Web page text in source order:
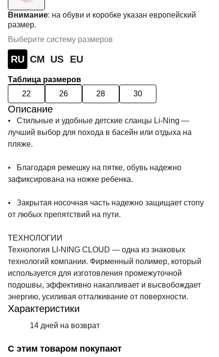
Внимание: на обуви и коробке указан европейский
размер.
Выберите систему размеров
RU СМ US EU
Таблица размеров
22
26 28 30
Описание
• Стильные и удобные детские сланцы Li-Ning —
лучший выбор для похода в басейн или отдыха на
пляже.
• Благодаря ремешку на пятке, обувь надежно
зафиксирована на ножке ребенка.
• Закрытая носочная часть надежно защищает стопу
от любых препятствий на пути.
ТЕХНОЛОГИИ
Технология LI-NING CLOUD — одна из знаковых
технологий компании. Фирменный полимер, который
используется для изготовления промежуточной
подошвы, эффективно накапливает и высвобождает
энергию, усиливая отталкивание от поверхности.
Характеристики
14 дней на возврат
С этим товаром покупают